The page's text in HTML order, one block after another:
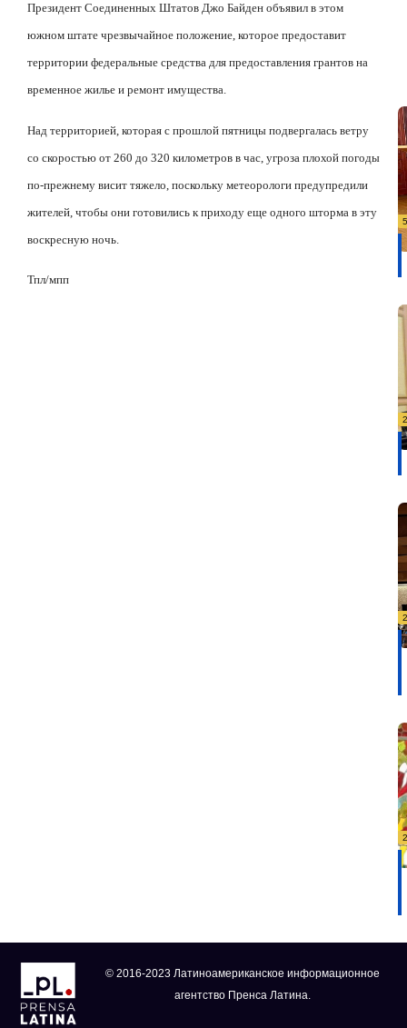
Президент Соединенных Штатов Джо Байден объявил в этом
южном штате чрезвычайное положение, которое предоставит
территории федеральные средства для предоставления грантов на
временное жилье и ремонт имущества.
Над территорией, которая с прошлой пятницы подвергалась ветру
со скоростью от 260 до 320 километров в час, угроза плохой погоды
по-прежнему висит тяжело, поскольку метеорологи предупредили
жителей, чтобы они готовились к приходу еще одного шторма в эту
воскресную ночь.
Тпл/мпп
© 2016-2023 Латиноамериканское информационное
агентство Пренса Латина.